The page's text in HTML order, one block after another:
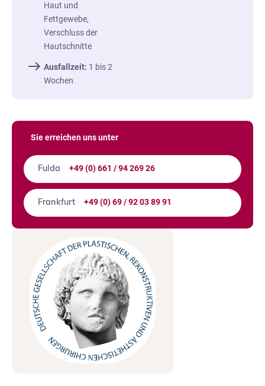
Haut und
Fettgewebe,
Verschluss der
Hautschnitte
Ausfallzeit: 1 bis 2
Wochen
Sie erreichen uns unter
Fulda +49 (0) 661 / 94 269 26
Frankfurt +49 (0) 69 / 92 03 89 91